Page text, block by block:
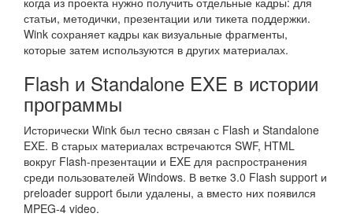
статьи, методички, презентации или тикета поддержки.
Wink сохраняет кадры как визуальные фрагменты,
которые затем используются в других материалах.
Flash и Standalone EXE в истории
программы
Исторически Wink был тесно связан с Flash и Standalone
EXE. В старых материалах встречаются SWF, HTML
вокруг Flash-презентации и EXE для распространения
среди пользователей Windows. В ветке 3.0 Flash support и
preloader support были удалены, а вместо них появился
MPEG-4 video.